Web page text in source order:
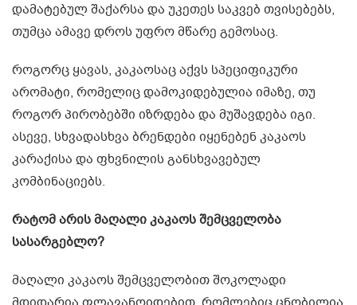
დამატებულ შაქარსა და უკეთეს საკვებ თვისებებს,
თუმცა ამავე დროს უფრო მწარე გემოსაც.
როგორც ყავას, კაკაოსაც აქვს სპეციფიკური
არომატი, რომელიც დამოკიდებულია იმაზე, თუ
როგორ პირობებში იზრდება და მუშავდება იგი.
ასევე, სხვადასხვა ბრენდები იყენებენ კაკაოს
კარაქისა და ფხვნილის განსხვავებულ
კომბინაციებს.
რატომ არის მაღალი კაკაოს შემცველობა
სასარგებლო?
მაღალი კაკაოს შემცველობით შოკოლადი